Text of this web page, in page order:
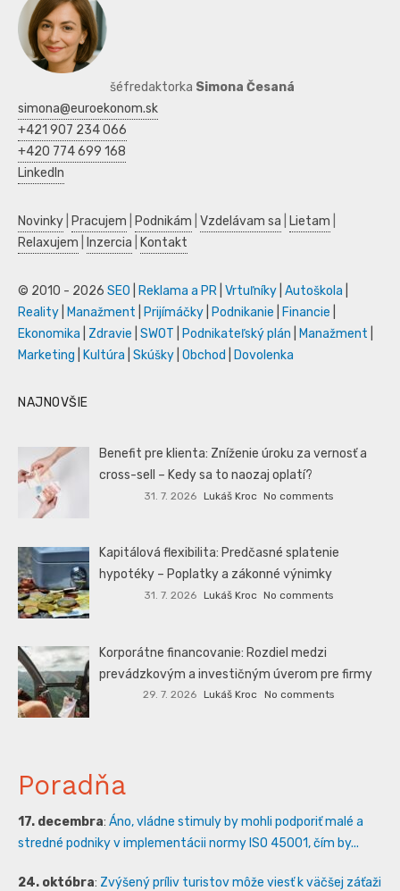
šéfredaktorka Simona Česaná
simona@euroekonom.sk
+421 907 234 066
+420 774 699 168
LinkedIn
Novinky Pracujem Podnikám Vzdelávam sa Lietam
Relaxujem
Inzercia Kontakt
© 2010 - 2026 SEO Reklama a PR Vrtuľníky Autoškola
Reality
Manažment Prijímáčky Podnikanie Financie
Ekonomika
Zdravie SWOT Podnikateľský plán Manažment
Marketing
Kultúra Skúšky Obchod Dovolenka
NAJNOVŠIE
Benefit pre klienta: Zníženie úroku za vernosť a
cross-sell – Kedy sa to naozaj oplatí?
31. 7. 2026 Lukáš Kroc No comments
Kapitálová flexibilita: Predčasné splatenie
hypotéky – Poplatky a zákonné výnimky
31. 7. 2026 Lukáš Kroc No comments
Korporátne financovanie: Rozdiel medzi
prevádzkovým a investičným úverom pre firmy
29. 7. 2026 Lukáš Kroc No comments
Poradňa
17. decembra: Áno, vládne stimuly by mohli podporiť malé a
stredné podniky v implementácii normy ISO 45001, čím by...
24. októbra: Zvýšený príliv turistov môže viesť k väčšej záťaži